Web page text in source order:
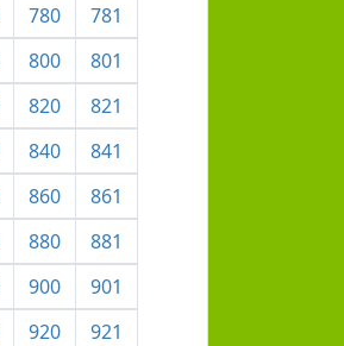
780
781
800
801
820
821
840
841
860
861
880
881
900
901
920
921